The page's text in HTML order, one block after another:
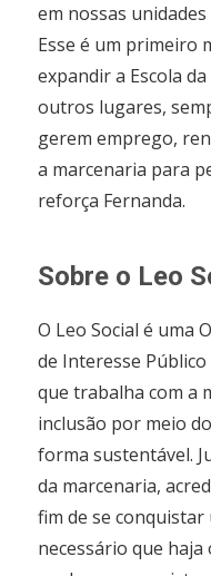
em nossas
Esse é um primeiro
expandir a Escola
outros lugares,
gerem emprego,
a marcenaria para
reforça Fernanda.
Sobre o Leo
O Leo Social é uma
de Interesse Público
que trabalha com a
inclusão por meio
forma sustentável.
da marcenaria,
fim de se
necessário que